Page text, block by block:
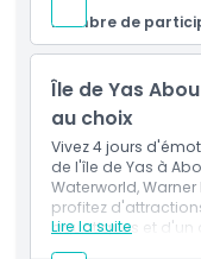
Ce billet
trois des quatre
Monde, Yas
Sur une
l'utiliser sur
Nombre de
Île de Yas
au choix
Vivez 4 jours
de l'île de Yas à
Waterworld,
profitez
aquatiques et d'un
Lire la suite
Inclus